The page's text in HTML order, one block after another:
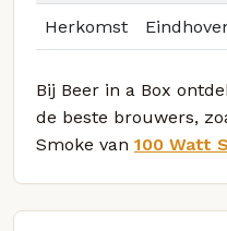
Herkomst
Bij Beer in a Box
de beste brouwers,
Smoke van 100 Watt